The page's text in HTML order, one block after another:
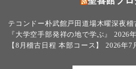
テコンドー朴武館戸田道場木曜深夜稽
『大学空手部発祥の地で学ぶ』
2026
【8月稽古日程 本部コース】
2026年7